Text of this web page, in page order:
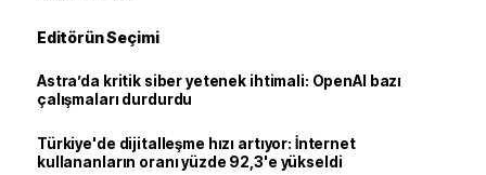
Editörün Seçimi
Astra’da kritik siber yetenek ihtimali: OpenAI bazı
çalışmaları durdurdu
Türkiye'de dijitalleşme hızı artıyor: İnternet
kullananların oranı yüzde 92,3'e yükseldi